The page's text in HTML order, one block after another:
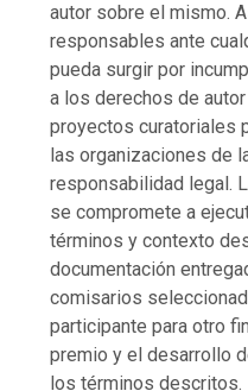
autor sobre el mismo.
responsables ante
pueda surgir por
a los derechos de
proyectos curatoriales
las organizaciones de
responsabilidad legal.
se compromete a
términos y contexto
documentación
comisarios
participante para otro
premio y el desarrollo
los términos descritos.